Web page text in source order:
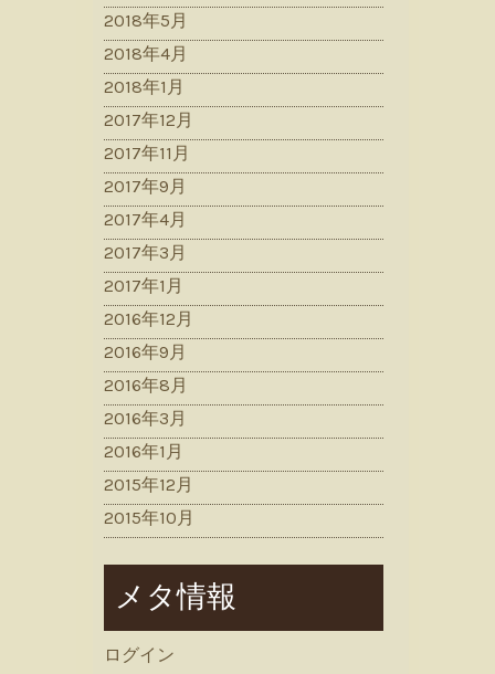
2018年5月
2018年4月
2018年1月
2017年12月
2017年11月
2017年9月
2017年4月
2017年3月
2017年1月
2016年12月
2016年9月
2016年8月
2016年3月
2016年1月
2015年12月
2015年10月
メタ情報
ログイン